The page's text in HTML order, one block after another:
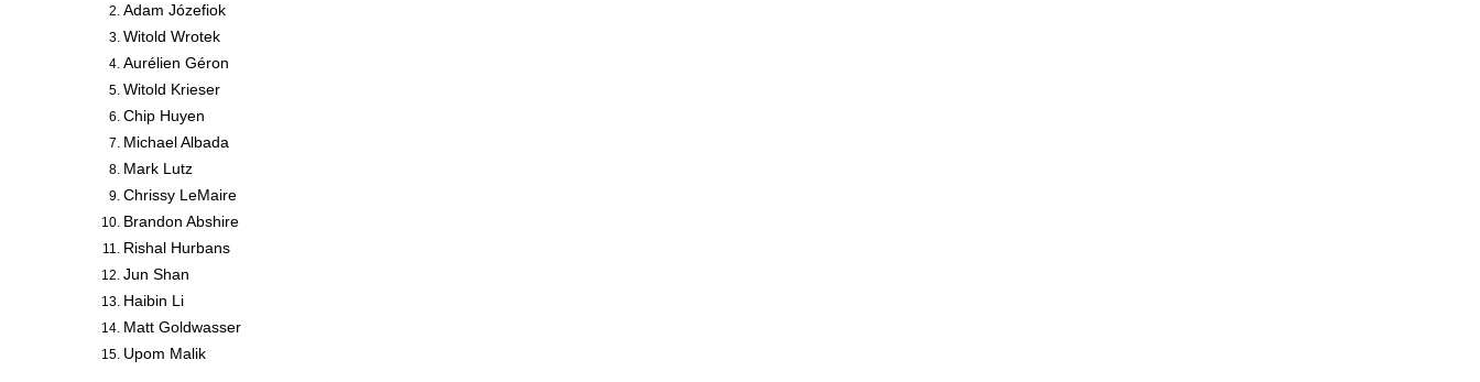
Adam Józefiok
Witold Wrotek
Aurélien Géron
Witold Krieser
Chip Huyen
Michael Albada
Mark Lutz
Chrissy LeMaire
Brandon Abshire
Rishal Hurbans
Jun Shan
Haibin Li
Matt Goldwasser
Upom Malik